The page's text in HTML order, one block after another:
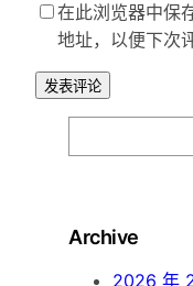
在此浏览器中保
地址，以便下次
e
c
Archive
2026 年